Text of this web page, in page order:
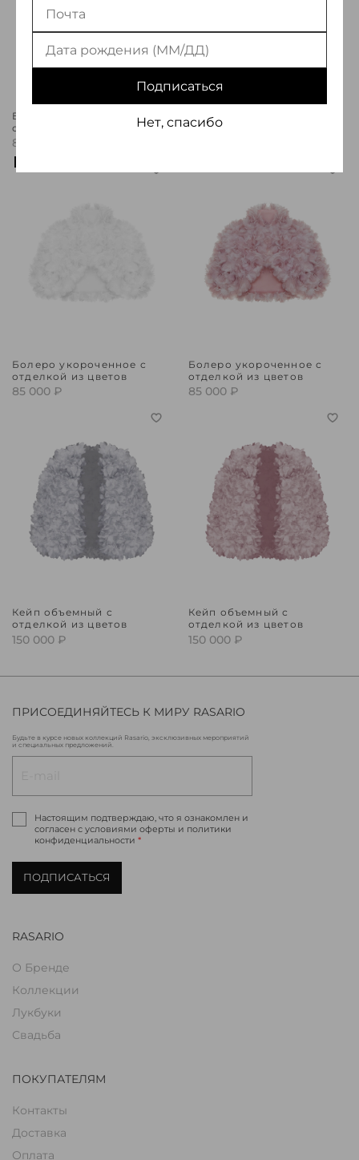
Болеро объемное с
отделкой из цветов
85 000 ₽
Болеро укороченное с
отделкой из цветов
Болеро укороченное с
отделкой из цветов
85 000 ₽
Болеро укороченное с
отделкой из цветов
85 000 ₽
Кейп объемный с
отделкой из цветов
150 000 ₽
Кейп объемный с
отделкой из цветов
150 000 ₽
RASARIO
О Бренде
Коллекции
Лукбуки
Свадьба
ПОКУПАТЕЛЯМ
Контакты
Доставка
Оплата
ПРИСОЕДИНЯЙТЕСЬ К МИРУ RASARIO
Будьте в курсе новых коллекций Rasario, эксклюзивных мероприятий
и специальных предложений.
Настоящим подтверждаю, что я ознакомлен и
согласен с условиями оферты и политики
конфиденциальности *
ПОДПИСАТЬСЯ
Подписаться
Нет, спасибо